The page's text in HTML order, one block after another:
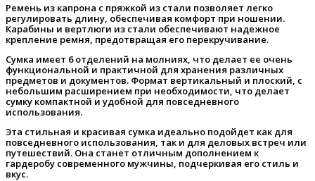
Ремень из капрона с пряжкой из стали позволяет легко
регулировать длину, обеспечивая комфорт при ношении.
Карабины и вертлюги из стали обеспечивают надежное
крепление ремня, предотвращая его перекручивание.
Сумка имеет 6 отделений на молниях, что делает ее очень
функциональной и практичной для хранения различных
предметов и документов. Формат вертикальный и плоский, с
небольшим расширением при необходимости, что делает
сумку компактной и удобной для повседневного
использования.
Эта стильная и красивая сумка идеально подойдет как для
повседневного использования, так и для деловых встреч или
путешествий. Она станет отличным дополнением к
гардеробу современного мужчины, подчеркивая его стиль и
вкус.